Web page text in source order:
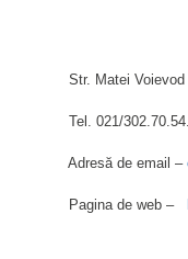
Str. Matei Voievod
Tel. 021/302.70.54.,
Adresă de email –
Pagina de web –